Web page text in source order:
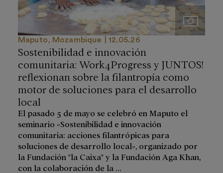
Imágenes
Maputo, Mozambique 12.05.26
Sostenibilidad e innovación
comunitaria: Work4Progress y JUNTOS!
reflexionan sobre la filantropía como
motor de soluciones para el desarrollo
local
El pasado 5 de mayo se celebró en Maputo el
seminario «Sostenibilidad e innovación
comunitaria: acciones filantrópicas para
soluciones de desarrollo local», organizado por
la Fundación "la Caixa" y la Fundación Aga Khan,
con la colaboración de la ...